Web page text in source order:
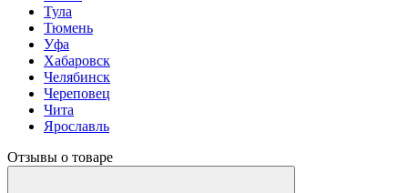
Тула
Тюмень
Уфа
Хабаровск
Челябинск
Череповец
Чита
Ярославль
Отзывы о товаре